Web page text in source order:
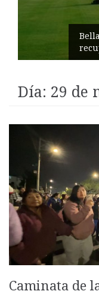
Día: 29 de
Caminata de